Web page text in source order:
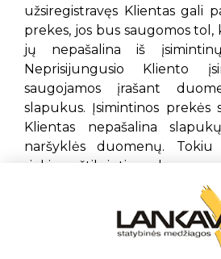
užsiregistravęs Klientas gali
prekes, jos bus saugomos
jų nepašalina iš
Neprisijungusio Kliento
saugojamos įrašant
slapukus. Įsimintinos prekės
Klientas nepašalina
naršyklės duomenų.
siekia užtikrinti malonesnę
naršantiems elektroninėje
tobulinti pačią
Slapukai
naudojami www.lankava.lt